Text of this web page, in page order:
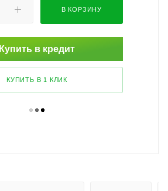
В КОРЗИНУ
Купить в кредит
КУПИТЬ В 1 КЛИК